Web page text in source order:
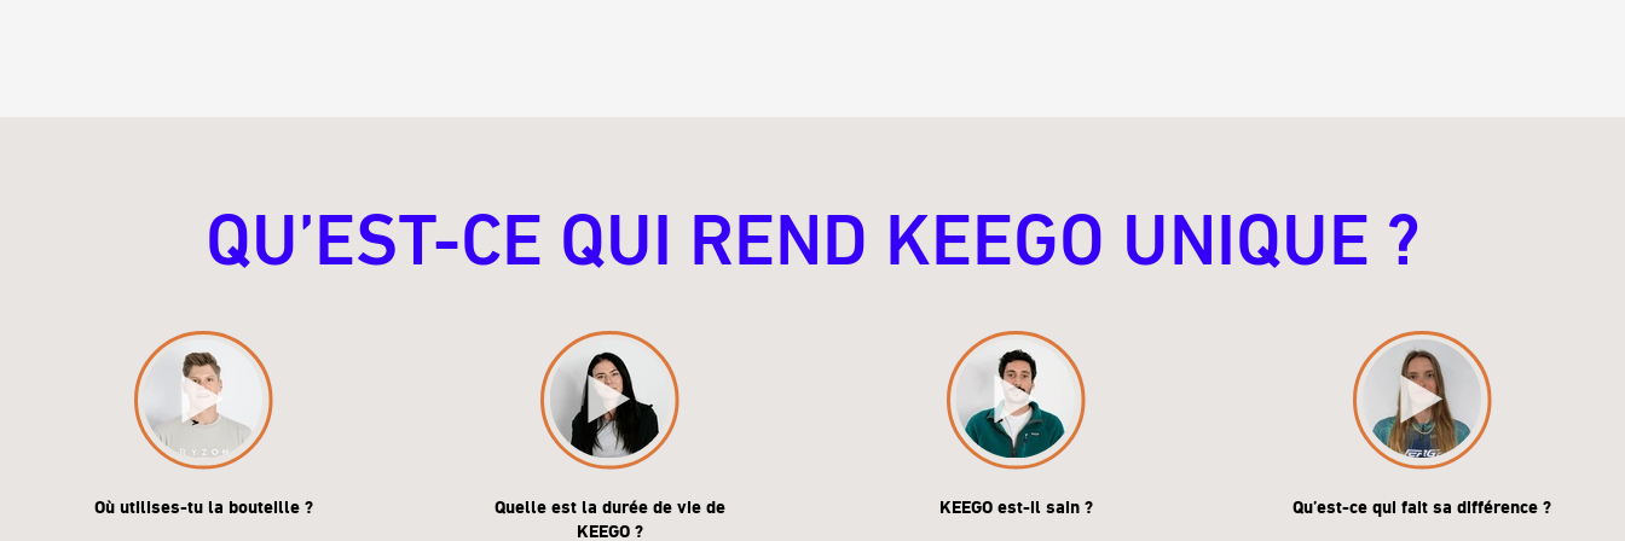
QU’EST-CE QUI REND KEEGO UNIQUE ?
Où utilises-tu la bouteille ?
Quelle est la durée de vie de
KEEGO ?
KEEGO est-il sain ? Qu’est-ce qui fait sa différence ?